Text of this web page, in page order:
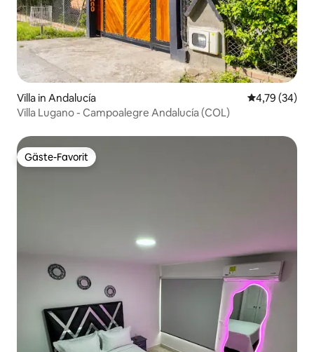
Villa in Andalucía
4,79 (34)
Villa Lugano - Campoalegre Andalucía (COL)
Gäste-Favorit
Gäste-Favorit